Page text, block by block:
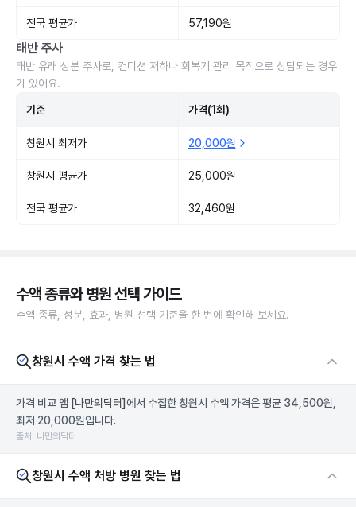
전국 평균가 57,190원
태반 주사
태반 유래 성분 주사로, 컨디션 저하나 회복기 관리 목적으로 상담되는 경우
가 있어요.
기준 가격(1회)
창원시 최저가 20,000원
창원시 평균가 25,000원
전국 평균가 32,460원
수액 종류와 병원 선택 가이드
수액 종류, 성분, 효과, 병원 선택 기준을 한 번에 확인해 보세요.
창원시 수액 가격 찾는 법
가격 비교 앱 [나만의닥터] 에서 수집한 창원시 수액 가격은 평균 34,500원,
최저 20,000원입니다.
출처: 나만의닥터
창원시 수액 처방 병원 찾는 법